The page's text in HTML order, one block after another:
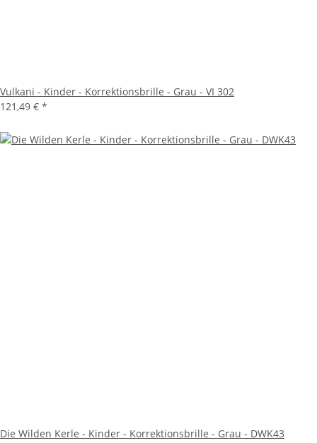
Vulkani - Kinder - Korrektionsbrille - Grau - VI 302
121,49 € *
Die Wilden Kerle - Kinder - Korrektionsbrille - Grau - DWK43